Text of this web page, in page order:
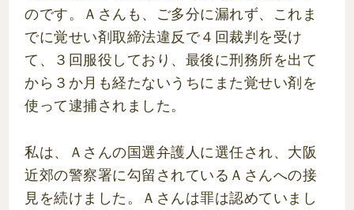
のです。Ａさんも、ご多分に漏れず、これま
でに覚せい剤取締法違反で４回裁判を受け
て、３回服役しており、最後に刑務所を出て
から３か月も経たないうちにまた覚せい剤を
使って逮捕されました。
私は、Ａさんの国選弁護人に選任され、大阪
近郊の警察署に勾留されているＡさんへの接
見を続けました。Ａさんは罪は認めていまし